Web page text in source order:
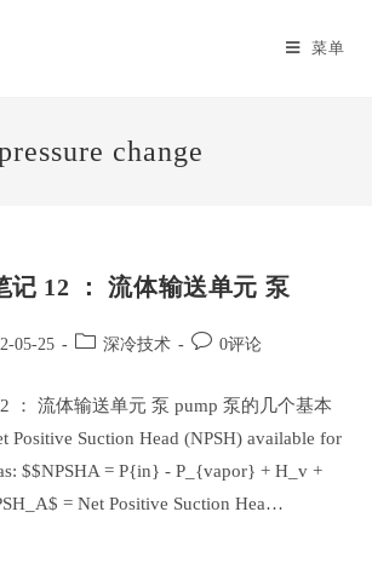
菜单
change
记 12 ： 流体输送单元 泵
05-25
Post深冷技术
Post0评论
： 流体输送单元 泵 pump 泵的几个基本
Positive Suction Head (NPSH) available for
$$NPSHA = P{in} - P_{vapor} + H_v +
= Net Positive Suction Hea…